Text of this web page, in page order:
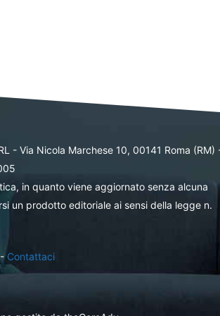
- Via Nicola Marchese 10, 00141 Roma (RM)
in quanto viene aggiornato senza alcuna
un prodotto editoriale ai sensi della legge n.
-Contattaci